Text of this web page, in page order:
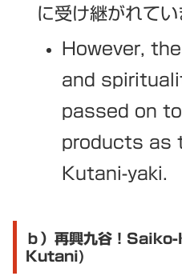
に受け継がれてい
However,
and
passed on
products as
Kutani-yaki.
ｂ）再興九谷！
Kutani)